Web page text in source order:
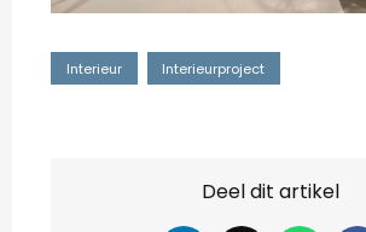
Interieur Interieurproject
Deel dit artikel